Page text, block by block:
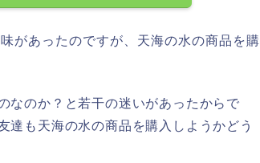
があったのですが、天海の水の商品を購
なのか？と若干の迷いがあったからで
達も天海の水の商品を購入しようかどう